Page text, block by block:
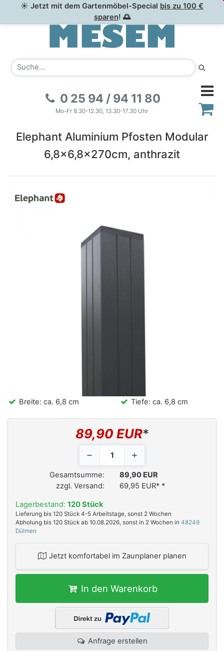
☀ Jetzt mit dem Gartenmöbel-Special bis zu 100 €
sparen! 🌅
0 25 94 / 94 11 80
Mo-Fr 8.30-12.30, 13.30-17.30 Uhr
Elephant Aluminium Pfosten Modular
6,8x6,8x270cm, anthrazit
Breite: ca. 6,8 cm Tiefe: ca. 6,8 cm
89,90 EUR*
Gesamtsumme:
89,90 EUR
zzgl. Versand:
69,95 EUR* *
Lagerbestand: 120 Stück
Lieferung bis 120 Stück 4-5 Arbeitstage, sonst 2 Wochen
Abholung bis 120 Stück ab 10.08.2026, sonst in 2 Wochen in 48249
Dülmen
Jetzt komfortabel im Zaunplaner planen
In den Warenkorb
Anfrage erstellen